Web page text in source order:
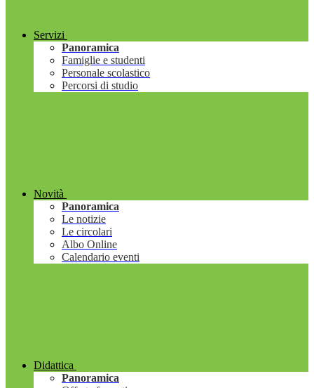
Servizi
Panoramica
Famiglie e studenti
Personale scolastico
Percorsi di studio
Novità
Panoramica
Le notizie
Le circolari
Albo Online
Calendario eventi
Didattica
Panoramica